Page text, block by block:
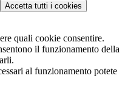
Accetta tutti i cookies
quali cookie consentire.
il funzionamento della
al funzionamento potete